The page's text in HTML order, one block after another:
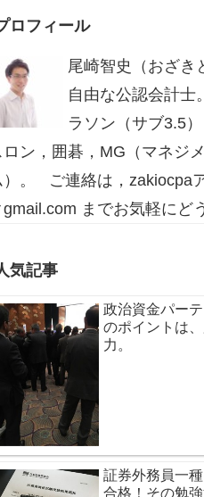
ロフィール
尾崎智史（おざき
自由な公認会計士
ラソン（サブ3.5
ロン，囲碁，MG（マネジ
）。 ご連絡は，zakiocpa
gmail.com までお気軽にど
気記事
政治資金パー
のポイントは
力。
証券外務員一
合格！その勉強